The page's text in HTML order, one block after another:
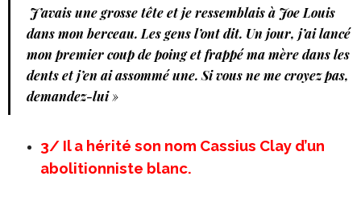
J’avais une grosse tête et je ressemblais à Joe Louis
dans mon berceau. Les gens l’ont dit. Un jour, j’ai lancé
mon premier coup de poing et frappé ma mère dans les
dents et j’en ai assommé une. Si vous ne me croyez pas,
demandez-lui»
3/ Il a hérité son nom Cassius Clay d’un
abolitionniste blanc.